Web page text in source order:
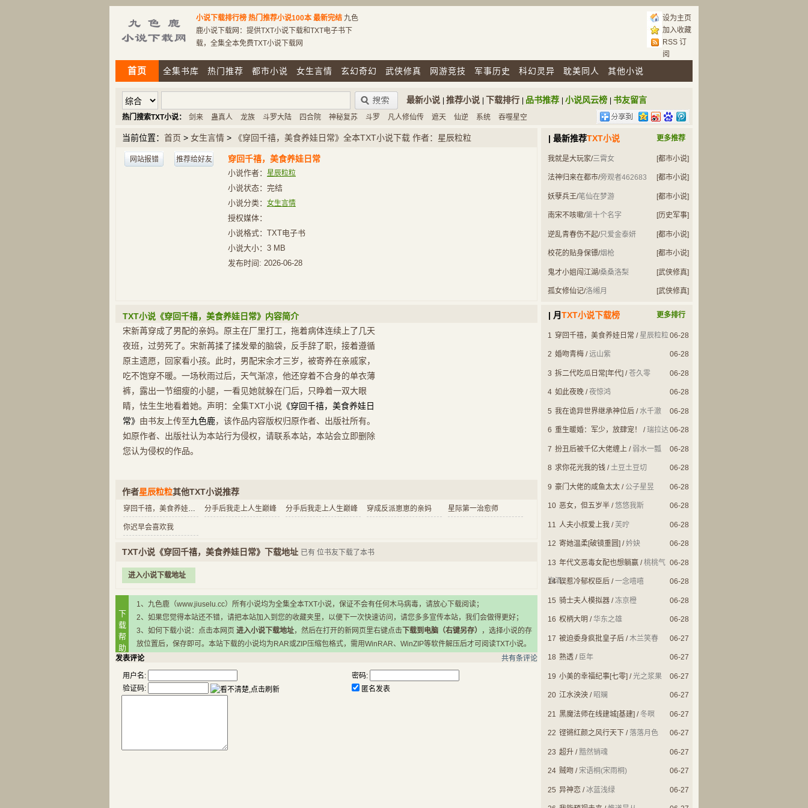
小说下载排行榜 热门推荐小说100本 最新完结 九色
鹿小说下载网：提供TXT小说下载和TXT电子书下
载，全集全本免费TXT小说下载网
设为主页
加入收藏
RSS 订
阅
首页 全集书库 热门推荐 都市小说 女生言情 玄幻奇幻 武侠修真 网游竞技 军事历史 科幻灵异 耽美同人 其他小说
最新小说 推荐小说 下载排行 品书推荐 小说风云榜 书友留言
热门搜索TXT小说： 剑来 蛊真人 龙族 斗罗大陆 四合院 神秘复苏 斗罗 凡人修仙传 遮天 仙逆 系统 吞噬星空
当前位置： 首页 > 女生言情 > 《穿回千禧，美食养娃日常》全本TXT小说下载 作者：星辰粒粒
网站报错 推荐给好友 穿回千禧，美食养娃日常
小说作者： 星辰粒粒
小说状态： 完结
小说分类： 女生言情
授权媒体：
小说格式：TXT电子书
小说大小： 3 MB
发布时间: 2026-06-28
更多推荐
| 最新推荐TXT小说
[都市小说]
我就是大玩家/三霄女
[都市小说]
法神归来在都市/旁观者462683
[都市小说]
妖孽兵王/笔仙在梦游
[历史军事]
南宋不咳嗽/第十个名字
[都市小说]
逆乱青春伤不起/只爱金泰妍
[都市小说]
校花的贴身保镖/烟枪
[武侠修真]
鬼才小姐闯江湖/桑桑洛梨
[武侠修真]
孤女修仙记/洛缃月
TXT小说《穿回千禧，美食养娃日常》内容简介
宋新苒穿成了男配的亲妈。原主在厂里打工，拖着病体连续上了几天
夜班，过劳死了。宋新苒揉了揉发晕的脑袋，反手辞了职，接着遵循
原主遗愿，回家看小孩。此时，男配宋余才三岁，被寄养在亲戚家，
吃不饱穿不暖。一场秋雨过后，天气渐凉，他还穿着不合身的单衣薄
裤，露出一节细瘦的小腿，一看见她就躲在门后，只睁着一双大眼
睛，怯生生地看着她。声明：全集TXT小说 《穿回千禧，美食养娃日
常》 由书友上传至九色鹿，该作品内容版权归原作者、出版社所有。
如原作者、出版社认为本站行为侵权，请联系本站，本站会立即删除
您认为侵权的作品。
作者星辰粒粒其他TXT小说推荐
穿回千禧，美食养娃日常 分手后我走上人生巅峰 分手后我走上人生巅峰 穿成反派崽崽的亲妈 星际第一治愈师
你迟早会喜欢我
TXT小说《穿回千禧，美食养娃日常》下载地址 已有 位书友下载了本书
进入小说下载地址
下
载
帮
助
1、九色鹿（www.jiuselu.cc）所有小说均为全集全本TXT小说，保证不会有任何木马病毒，请放心下载阅读；
2、如果您觉得本站还不错，请把本站加入到您的收藏夹里，以便下一次快速访问，请您多多宣传本站，我们会做得更好；
3、如何下载小说：点击本网页 进入小说下载地址，然后在打开的新网页里右键点击 下载到电脑（右键另存）
，选择小说的存
放位置后，保存即可。本站下载的小说均为RAR或ZIP压缩包格式，需用WinRAR、WinZIP等软件解压后才可阅读TXT小说。
发表评论
共有条评论
用户名:
密码:
验证码:
匿名发表
更多排行
| 月TXT小说下载榜
06-28
1 穿回千禧，美食养娃日常 / 星辰粒粒
06-28
2 婚吻青梅 /远山紫
06-28
3 拆二代吃瓜日常[年代] /苍久零
06-28
4 如此夜晚 /夜惊鸿
06-28
5 我在诡异世界继承神位后 / 水千澈
06-28
6 重生暖婚：军少，放肆宠！ /瑞拉达
06-28
7 扮丑后被千亿大佬缠上 / 弱水一瓢
06-28
8 求你花光我的钱 /土豆土豆切
06-28
9 豪门大佬的咸鱼太太 / 公子星昱
06-28
10 恶女，但五岁半 /悠悠我斯
06-28
11 人夫小叔爱上我 / 芙咛
06-28
12 寄她温柔[破镜重圆] /妗妜
06-28
13 年代文恶毒女配也想躺赢 /桃桃气
泡酒 06-28
14 误惹冷郁权臣后 /一念嘻嘻
06-28
15 骑士夫人模拟器 /冻京橙
06-28
16 权柄大明 /华东之雄
06-27
17 被迫委身疯批皇子后 /木兰笑春
06-27
18 熟透 / 臣年
06-27
19 小美的幸福纪事[七零] /光之浆果
06-27
20 江水泱泱 / 昭斓
06-27
21 黑魔法师在线建城[基建] / 冬暝
06-27
22 铿锵红颜之风行天下 /落落月色
06-27
23 超升 /黯然销魂
06-27
24 贼吻 /宋语桐(宋雨桐)
06-27
25 异神恋 /冰蓝浅绿